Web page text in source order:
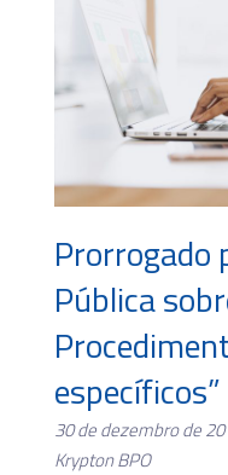
Prorrogado
Pública
30 de dezembro de
Krypton BPO